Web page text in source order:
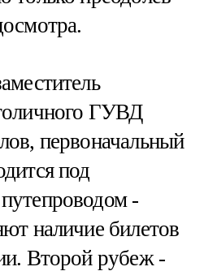
ГУВД
первоначальный
под
-
наличие билетов
Второй рубеж -